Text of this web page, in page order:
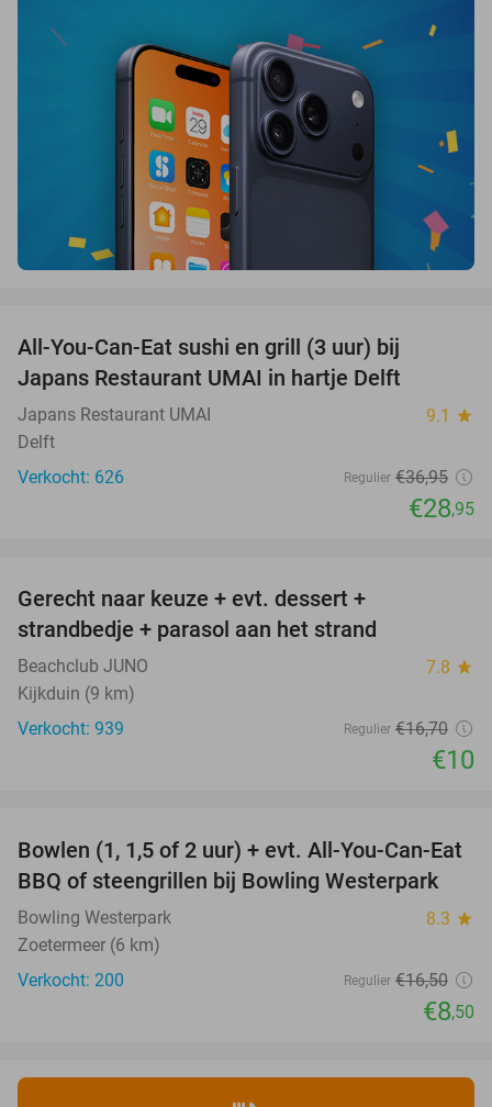
All-You-Can-Eat sushi en grill (3 uur) bij
Japans Restaurant UMAI in hartje Delft
Japans Restaurant UMAI 9.1 star
Delft
Verkocht: 626
Regulier €36,95
€28,95
Gerecht naar keuze + evt. dessert +
strandbedje + parasol aan het strand
Beachclub JUNO 7.8 star
Kijkduin (9 km)
Verkocht: 939
Regulier €16,70
€10
48%
Bowlen (1, 1,5 of 2 uur) + evt. All-You-Can-Eat
BBQ of steengrillen bij Bowling Westerpark
Bowling Westerpark 8.3 star
Zoetermeer (6 km)
Verkocht: 200
Regulier €16,50
€8,50